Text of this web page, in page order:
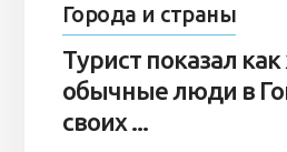
Города и страны
Турист показал
обычные люди в
своих ...